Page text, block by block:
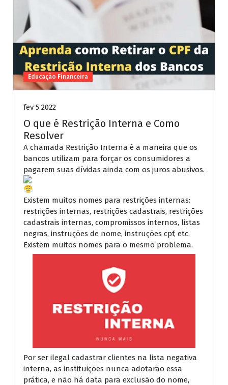
Educação Financeira
fev 5 2022
O que é Restrição Interna e Como
Resolver
A chamada Restrição Interna é a maneira que os
bancos utilizam para forçar os consumidores a
pagarem suas dívidas ainda com os juros abusivos.
Existem muitos nomes para restrições internas:
restrições internas, restrições cadastrais, restrições
cadastrais internas, compromissos internos, listas
negras, instruções de nome, instruções cpf, etc.
Existem muitos nomes para o mesmo problema.
Por ser ilegal cadastrar clientes na lista negativa
interna, as instituições nunca adotarão essa
prática, e não há data para exclusão do nome,